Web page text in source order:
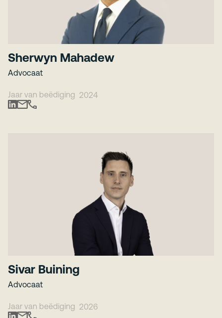
Sherwyn Mahadew
Advocaat
Jaar van beëdiging 2024
Sivar Buining
Advocaat
Jaar van beëdiging 2026